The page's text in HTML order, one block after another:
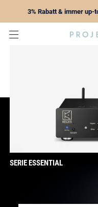
3% Rabatt & immer up-
SERIE ESSENTIAL